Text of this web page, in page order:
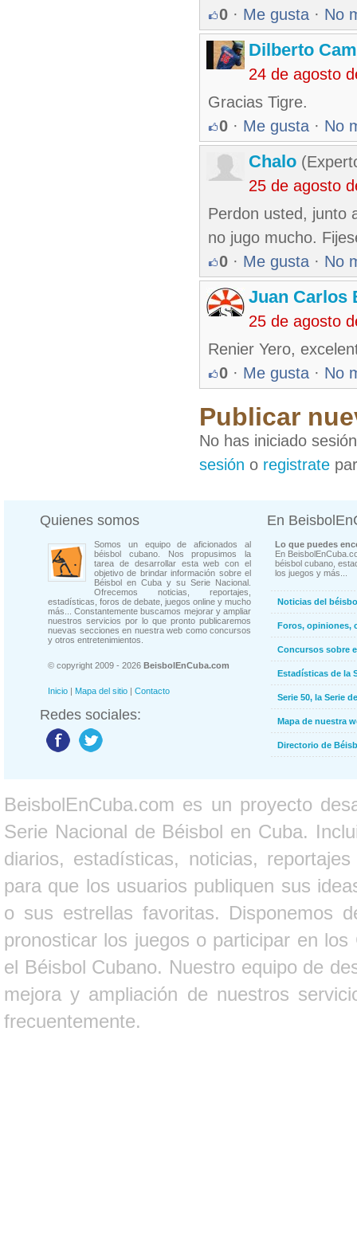
0 · Me gusta · No
Dilberto
24 de agosto
Gracias Tigre.
0 · Me gusta · No
Chalo
25 de agosto
Perdon usted, junto
no jugo mucho.
0 · Me gusta · No
Juan Carlos
25 de agosto
Renier Yero,
0 · Me gusta · No
Publicar
No has iniciado
sesión o registrate
Quienes somos
Somos un equipo de aficionados al
béisbol cubano. Nos propusimos la
tarea de desarrollar esta web con el
objetivo de brindar información sobre el
Béisbol en Cuba y su Serie Nacional.
Ofrecemos noticias, reportajes,
estadísticas, foros de debate, juegos online y mucho
más... Constantemente buscamos mejorar y ampliar
nuestros servicios por lo que pronto publicaremos
nuevas secciones en nuestra web como concursos
y otros entretenimientos.
© copyright 2009 - 2026 BeisbolEnCuba.com
Inicio | Mapa del sitio | Contacto
Redes sociales:
En
Lo que puedes
En
béisbol cubano,
los juegos y más...
Noticias del
Foros, opiniones,
Concursos sobre
Estadísticas de la
Serie 50, la Serie
Mapa de nuestra
Directorio de
BeisbolEnCuba.com es un proyecto
Serie Nacional de Béisbol en Cuba.
diarios, estadísticas, noticias,
para que los usuarios publiquen sus
o sus estrellas favoritas. Disponemos
pronosticar los juegos o participar en
el Béisbol Cubano. Nuestro equipo de
mejora y ampliación de nuestros
frecuentemente.